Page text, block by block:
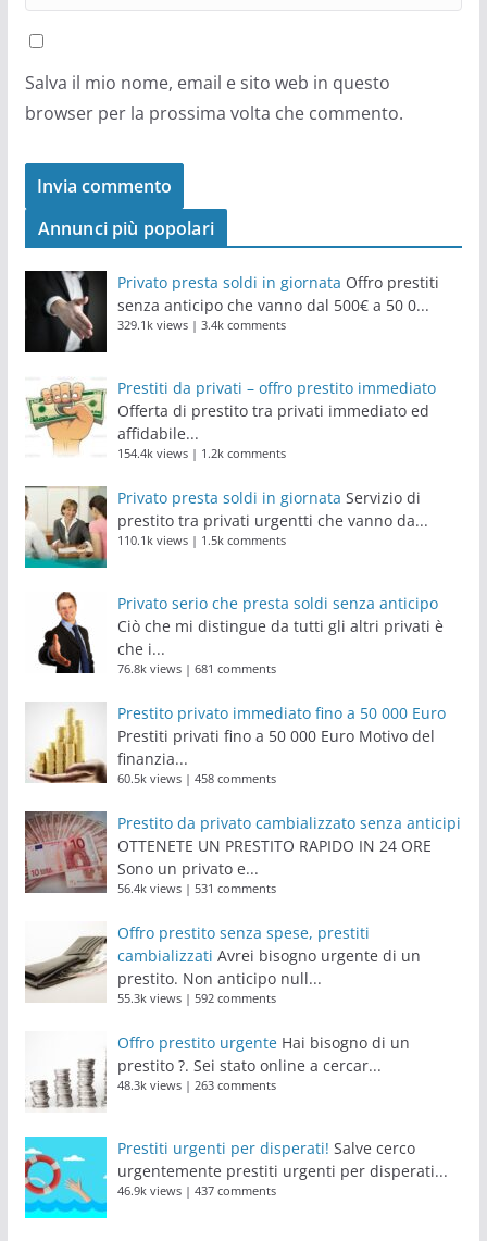
Salva il mio nome, email e sito web in questo
browser per la prossima volta che commento.
Annunci più popolari
Privato presta soldi in giornata Offro prestiti
senza anticipo che vanno dal 500€ a 50 0...
329.1k views| 3.4k comments
Prestiti da privati – offro prestito immediato
Offerta di prestito tra privati immediato ed
affidabile...
154.4k views| 1.2k comments
Privato presta soldi in giornata Servizio di
prestito tra privati urgentti che vanno da...
110.1k views| 1.5k comments
Privato serio che presta soldi senza anticipo
Ciò che mi distingue da tutti gli altri privati è
che i...
76.8k views| 681 comments
Prestito privato immediato fino a 50 000 Euro
Prestiti privati fino a 50 000 Euro Motivo del
finanzia...
60.5k views| 458 comments
Prestito da privato cambializzato senza anticipi
OTTENETE UN PRESTITO RAPIDO IN 24 ORE
Sono un privato e...
56.4k views| 531 comments
Offro prestito senza spese, prestiti
cambializzati Avrei bisogno urgente di un
prestito. Non anticipo null...
55.3k views| 592 comments
Offro prestito urgente Hai bisogno di un
prestito ?. Sei stato online a cercar...
48.3k views| 263 comments
Prestiti urgenti per disperati! Salve cerco
urgentemente prestiti urgenti per disperati...
46.9k views| 437 comments